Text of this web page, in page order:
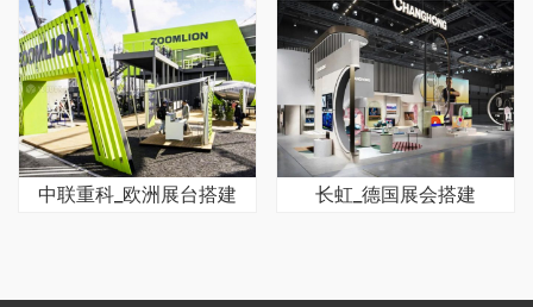
中联重科_欧洲展台搭建 长虹_德国展会搭建